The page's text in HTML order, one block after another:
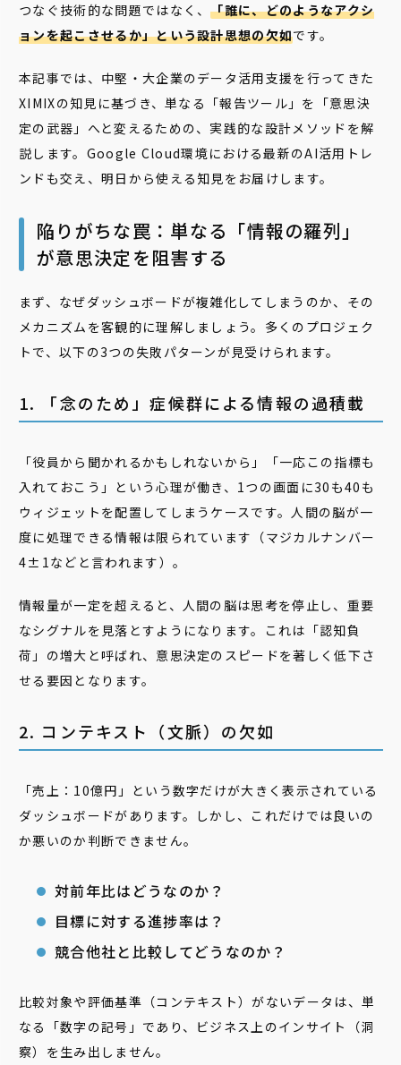
つなぐ技術的な問題ではなく、「誰に、どのようなアクシ
ョンを起こさせるか」という設計思想の欠如です。
本記事では、中堅・大企業のデータ活用支援を行ってきた
XIMIXの知見に基づき、単なる「報告ツール」を「意思決
定の武器」へと変えるための、実践的な設計メソッドを解
説します。Google Cloud環境における最新のAI活用トレ
ンドも交え、明日から使える知見をお届けします。
陥りがちな罠：単なる「情報の羅列」
が意思決定を阻害する
まず、なぜダッシュボードが複雑化してしまうのか、その
メカニズムを客観的に理解しましょう。多くのプロジェク
トで、以下の3つの失敗パターンが見受けられます。
1. 「念のため」症候群による情報の過積載
「役員から聞かれるかもしれないから」「一応この指標も
入れておこう」という心理が働き、1つの画面に30も40も
ウィジェットを配置してしまうケースです。人間の脳が一
度に処理できる情報は限られています（マジカルナンバー
4±1などと言われます）。
情報量が一定を超えると、人間の脳は思考を停止し、重要
なシグナルを見落とすようになります。これは「認知負
荷」の増大と呼ばれ、意思決定のスピードを著しく低下さ
せる要因となります。
2. コンテキスト（文脈）の欠如
「売上：10億円」という数字だけが大きく表示されている
ダッシュボードがあります。しかし、これだけでは良いの
か悪いのか判断できません。
対前年比はどうなのか？
目標に対する進捗率は？
競合他社と比較してどうなのか？
比較対象や評価基準（コンテキスト）がないデータは、単
なる「数字の記号」であり、ビジネス上のインサイト（洞
察）を生み出しません。